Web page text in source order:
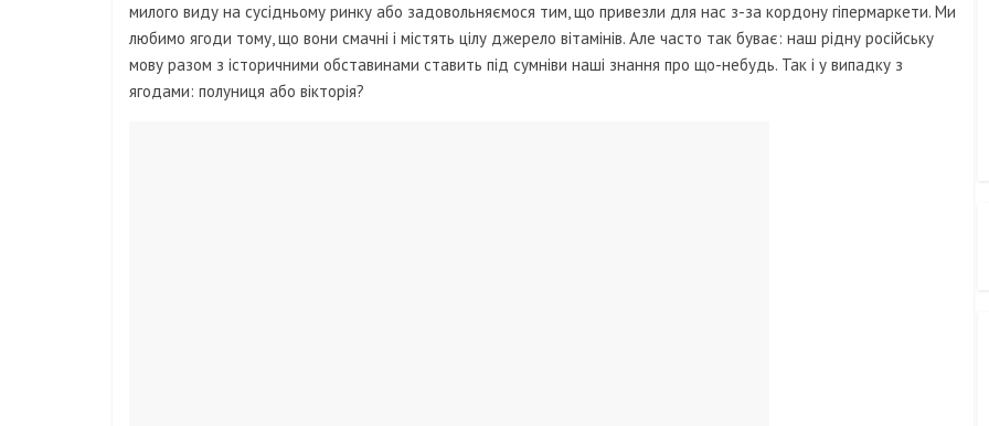
милого виду на сусідньому ринку або задовольняємося тим, що привезли для нас з-за кордону гіпермаркети. Ми
любимо ягоди тому, що вони смачні і містять цілу джерело вітамінів. Але часто так буває: наш рідну російську
мову разом з історичними обставинами ставить під сумніви наші знання про що-небудь. Так і у випадку з
ягодами: полуниця або вікторія?